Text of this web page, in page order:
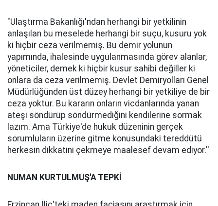
"Ulaştırma Bakanlığı'ndan herhangi bir yetkilinin
anlaşılan bu meselede herhangi bir suçu, kusuru yok
ki hiçbir ceza verilmemiş. Bu demir yolunun
yapımında, ihalesinde uygulanmasında görev alanlar,
yöneticiler, demek ki hiçbir kusur sahibi değiller ki
onlara da ceza verilmemiş. Devlet Demiryolları Genel
Müdürlüğünden üst düzey herhangi bir yetkiliye de bir
ceza yoktur. Bu kararın onların vicdanlarında yanan
ateşi söndürüp söndürmediğini kendilerine sormak
lazım. Ama Türkiye'de hukuk düzeninin gerçek
sorumluların üzerine gitme konusundaki tereddütü
herkesin dikkatini çekmeye maalesef devam ediyor.''
NUMAN KURTULMUŞ'A TEPKİ